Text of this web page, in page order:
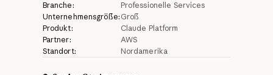
Branche:
Professionelle Services
Unternehmensgröße: Groß
Produkt:
Claude Platform
Partner:
AWS
Standort:
Nordamerika